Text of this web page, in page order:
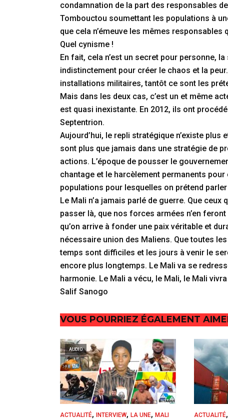
condamnation de la part des responsables
Tombouctou soumettant les populations à
que cela n’émeuve les mêmes
Quel cynisme !
En fait, cela n’est un secret pour personne,
indistinctement pour créer le chaos et la
installations militaires, tantôt ce sont les
Mais dans les deux cas, c’est un et même
est quasi inexistante. En 2012, ils ont
Septentrion.
Aujourd’hui, le repli stratégique n’existe
sont plus que jamais dans une stratégie de
actions. L’époque de pousser le
chantage et le harcèlement permanents
populations pour lesquelles on prétend
Le Mali n’a jamais parlé de guerre. Que
passer là, que nos forces armées n’en
qu’on arrive à fonder une paix véritable et
nécessaire union des Maliens. Que toutes
temps sont difficiles et les jours à venir le
encore plus longtemps. Le Mali va se
harmonie. Le Mali a vécu, le Mali, le Mali
Salif Sanogo
VOUS POURRIEZ ÉGALEMENT
AUDIO
ACTUALITÉ, INTERVIEW, LA UNE, MALI ACTUALITÉ,